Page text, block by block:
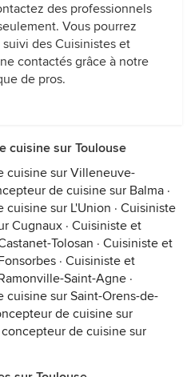
des professionnels
Vous pourrez
des Cuisinistes et
contactés grâce à notre
de pros.
cuisine sur Toulouse
cuisine sur Villeneuve-
de cuisine sur Balma ·
sur L'Union · Cuisiniste
Cugnaux · Cuisiniste et
Tolosan · Cuisiniste et
· Cuisiniste et
Saint-Agne ·
sur Saint-Orens-de-
de cuisine sur
de cuisine sur